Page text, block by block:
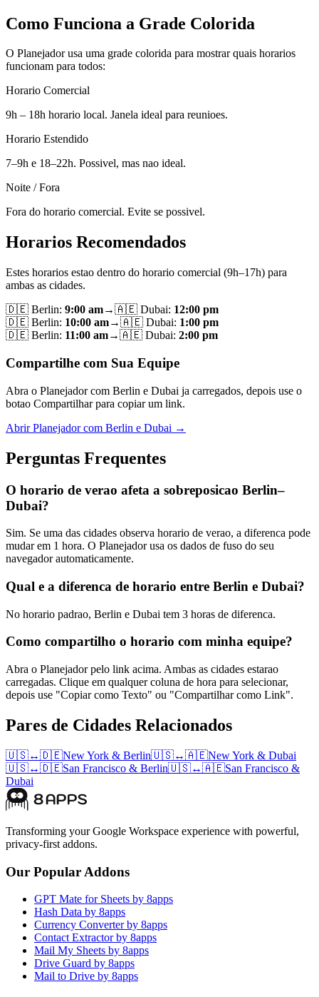
Como Funciona a Grade Colorida
O Planejador usa uma grade colorida para mostrar quais horarios
funcionam para todos:
Horario Comercial
9h – 18h horario local. Janela ideal para reunioes.
Horario Estendido
7–9h e 18–22h. Possivel, mas nao ideal.
Noite / Fora
Fora do horario comercial. Evite se possivel.
Horarios Recomendados
Estes horarios estao dentro do horario comercial (9h–17h) para
ambas as cidades.
🇩🇪 Berlin: 9:00 am→🇦🇪 Dubai: 12:00 pm
🇩🇪 Berlin: 10:00 am→🇦🇪 Dubai: 1:00 pm
🇩🇪 Berlin: 11:00 am→🇦🇪 Dubai: 2:00 pm
Compartilhe com Sua Equipe
Abra o Planejador com Berlin e Dubai ja carregados, depois use o
botao Compartilhar para copiar um link.
Abrir Planejador com Berlin e Dubai →
Perguntas Frequentes
O horario de verao afeta a sobreposicao Berlin–
Dubai?
Sim. Se uma das cidades observa horario de verao, a diferenca pode
mudar em 1 hora. O Planejador usa os dados de fuso do seu
navegador automaticamente.
Qual e a diferenca de horario entre Berlin e Dubai?
No horario padrao, Berlin e Dubai tem 3 horas de diferenca.
Como compartilho o horario com minha equipe?
Abra o Planejador pelo link acima. Ambas as cidades estarao
carregadas. Clique em qualquer coluna de hora para selecionar,
depois use "Copiar como Texto" ou "Compartilhar como Link".
Pares de Cidades Relacionados
🇺🇸↔🇩🇪New York & Berlin🇺🇸↔🇦🇪New York & Dubai
🇺🇸↔🇩🇪San Francisco & Berlin🇺🇸↔🇦🇪San Francisco &
Dubai
Transforming your Google Workspace experience with powerful,
privacy-first addons.
Our Popular Addons
GPT Mate for Sheets by 8apps
Hash Data by 8apps
Currency Converter by 8apps
Contact Extractor by 8apps
Mail My Sheets by 8apps
Drive Guard by 8apps
Mail to Drive by 8apps